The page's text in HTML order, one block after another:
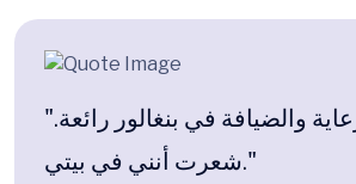
"كانت الرعاية والضيافة في بنغالور رائعة.
شعرت أنني في بيتي."